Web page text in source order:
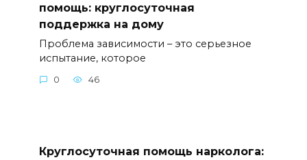
помощь: круглосуточная
поддержка на дому
Проблема зависимости – это серьезное
испытание, которое
0 46
Круглосуточная помощь нарколога: